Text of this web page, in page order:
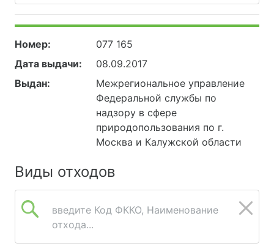
Номер:
077 165
Дата выдачи:
08.09.2017
Выдан:
Межрегиональное управление
Федеральной службы по
надзору в сфере
природопользования по г.
Москва и Калужской области
Виды отходов
введите Код ФККО, Наименование
отхода...